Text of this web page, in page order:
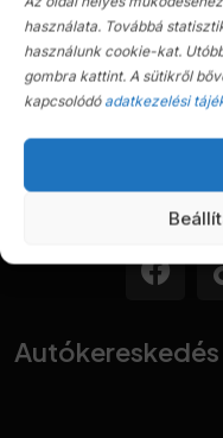
használata. Továbbá
használunk cookie-kat.
gombra kattint. A sütikről
kapcsolódó adatkezelési
KGYD
Autókereskedés